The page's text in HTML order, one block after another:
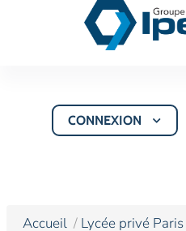
CONNEXION
Accueil Lycée privé Paris